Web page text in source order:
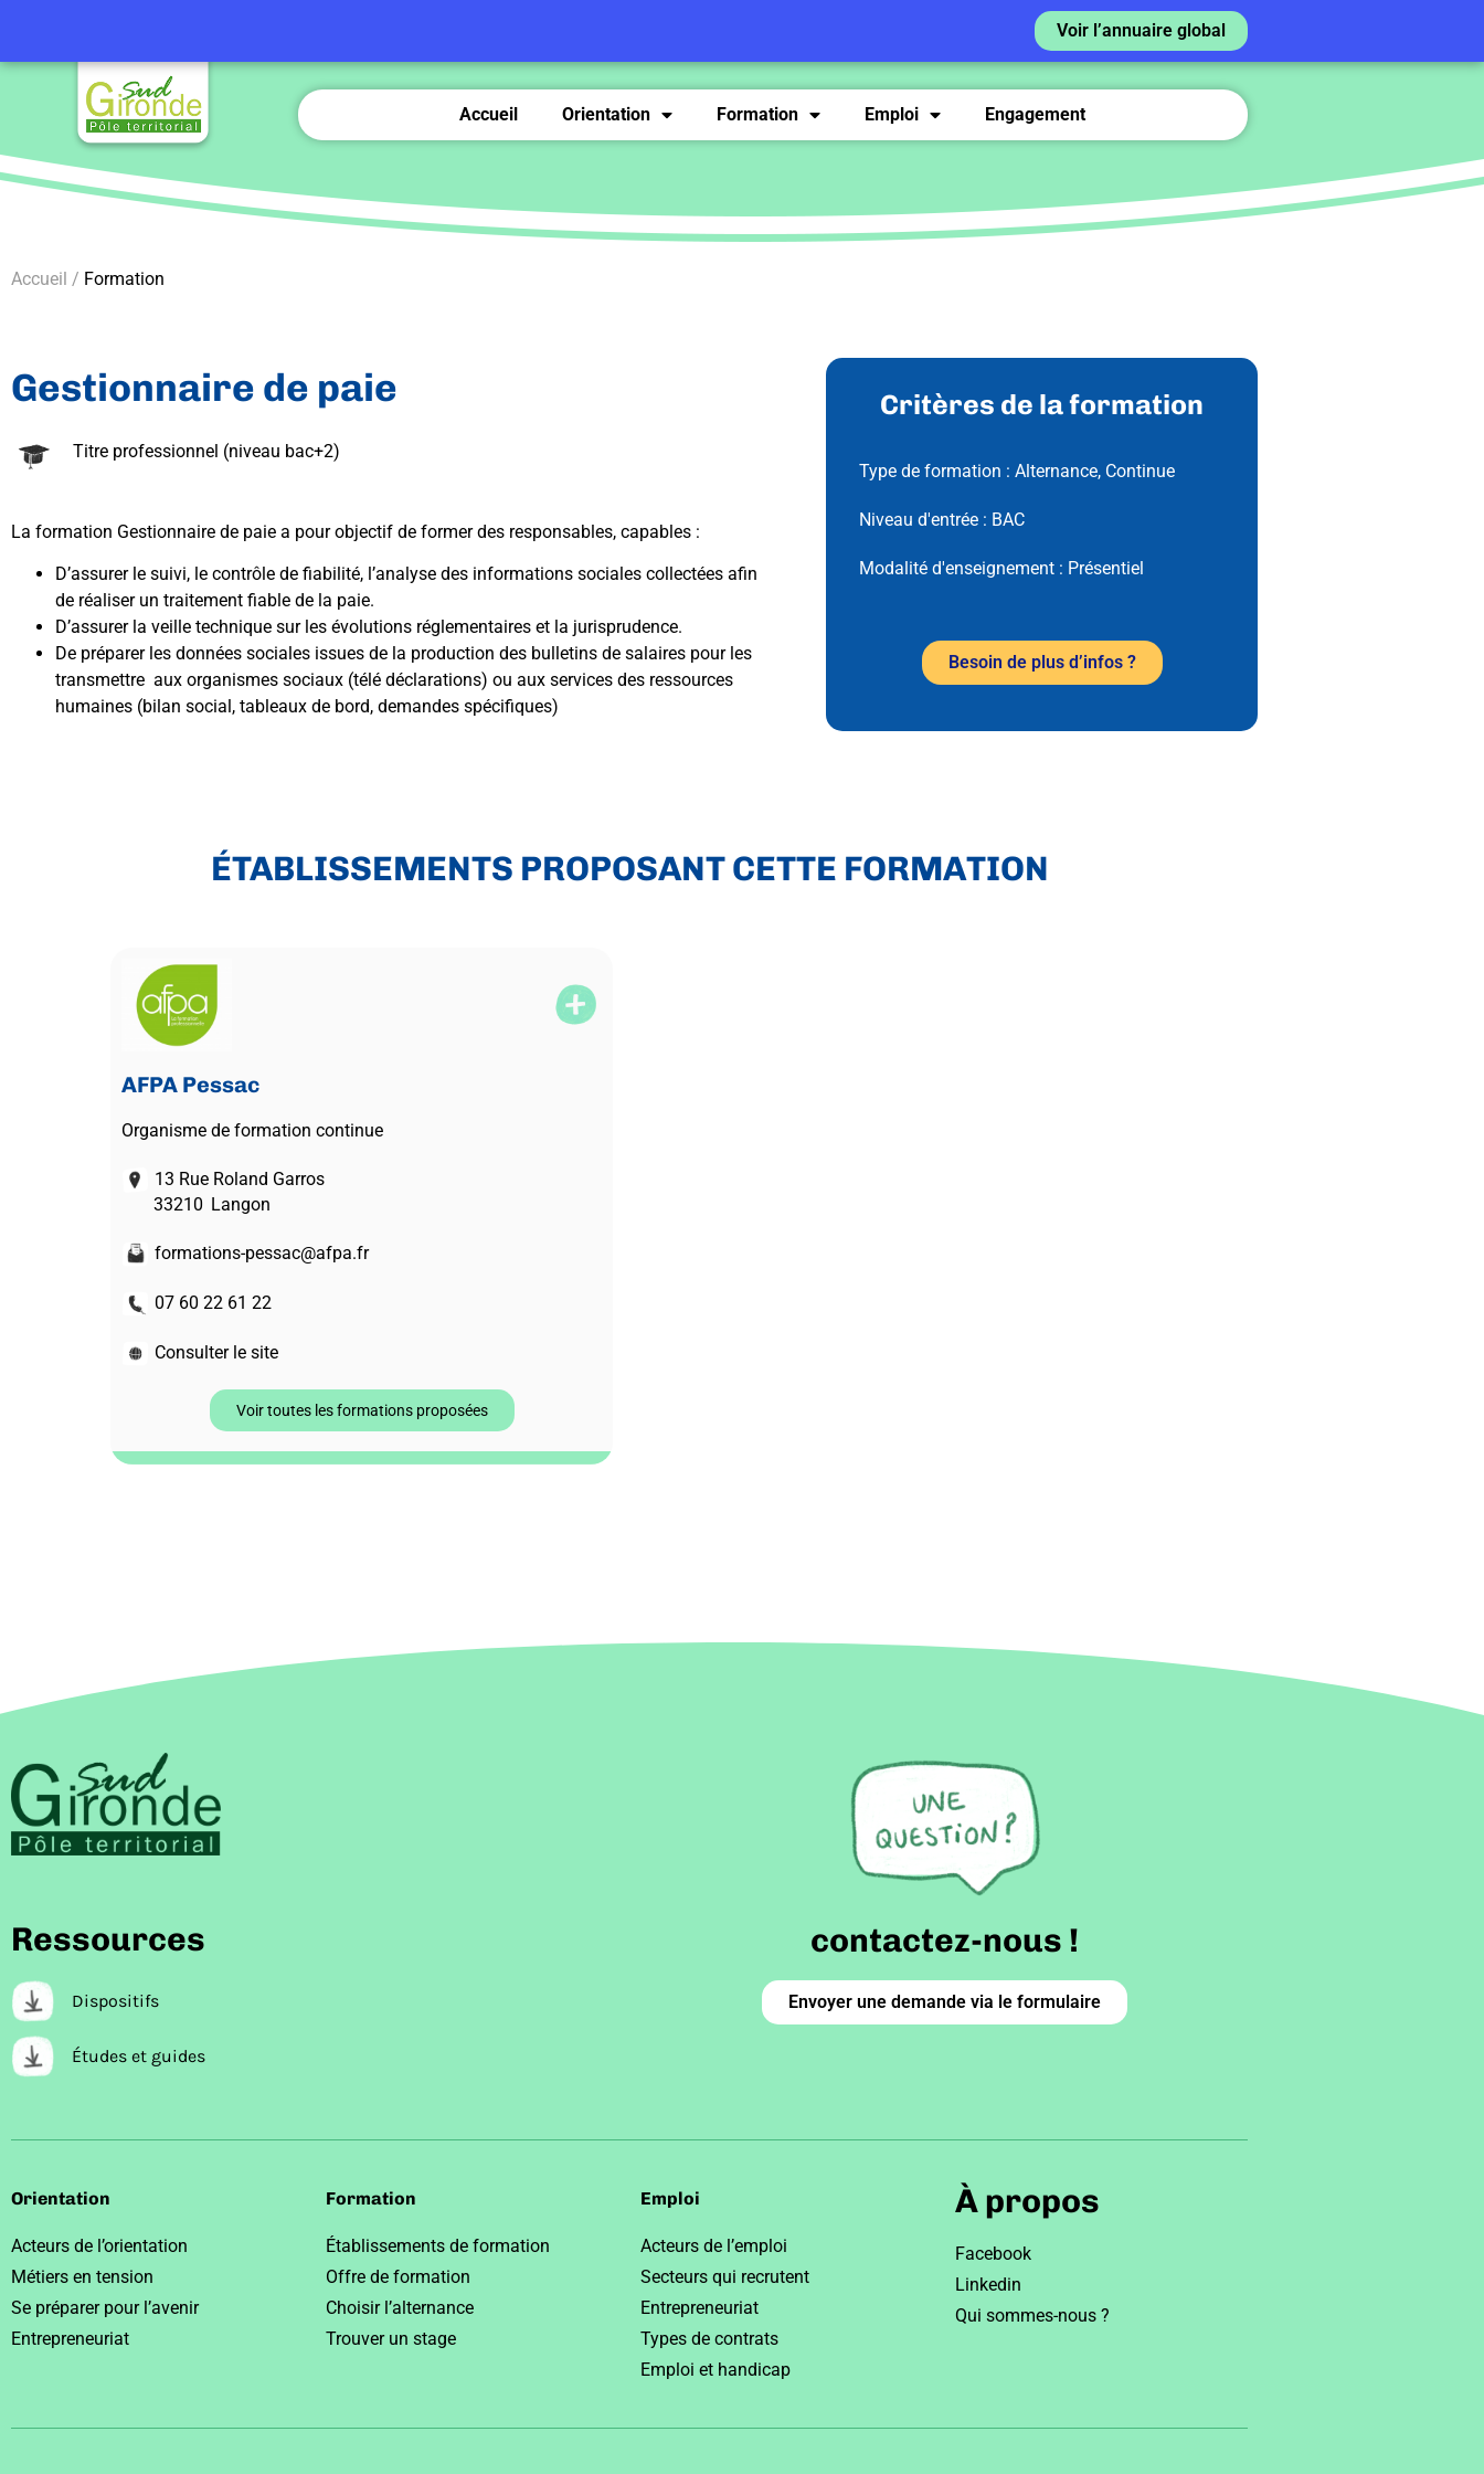
Voir l’annuaire global
Accueil Orientation Formation Emploi Engagement
Accueil / Formation
Gestionnaire de paie
Titre professionnel (niveau bac+2)
La formation Gestionnaire de paie a pour objectif de former des responsables, capables :
D’assurer le suivi, le contrôle de fiabilité, l’analyse des informations sociales collectées afin
de réaliser un traitement fiable de la paie.
D’assurer la veille technique sur les évolutions réglementaires et la jurisprudence.
De préparer les données sociales issues de la production des bulletins de salaires pour les
transmettre aux organismes sociaux (télé déclarations) ou aux services des ressources
humaines (bilan social, tableaux de bord, demandes spécifiques)
Critères de la formation
Type de formation : Alternance, Continue
Niveau d'entrée : BAC
Modalité d'enseignement : Présentiel
Besoin de plus d’infos ?
ÉTABLISSEMENTS PROPOSANT CETTE FORMATION
AFPA Pessac
Organisme de formation continue
13 Rue Roland Garros
33210 Langon
formations-pessac@afpa.fr
07 60 22 61 22
Consulter le site
Voir toutes les formations proposées
Ressources
Dispositifs
Études et guides
contactez-nous !
Envoyer une demande via le formulaire
Orientation
Acteurs de l’orientation
Métiers en tension
Se préparer pour l’avenir
Entrepreneuriat
Formation
Établissements de formation
Offre de formation
Choisir l’alternance
Trouver un stage
Emploi
Acteurs de l’emploi
Secteurs qui recrutent
Entrepreneuriat
Types de contrats
Emploi et handicap
À propos
Facebook
Linkedin
Qui sommes-nous ?